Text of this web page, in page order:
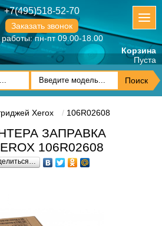
+7(495)518-52-70
Заказать звонок
пн-пт 09.00-18.00
Корзина
Пуста
Xerox 106R02608
ЗАПРАВКА
106R02608